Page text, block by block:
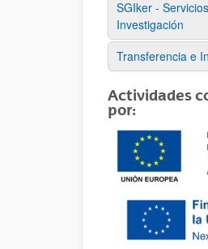
SGIker -
Investigación
Transferencia e
Actividades
por: